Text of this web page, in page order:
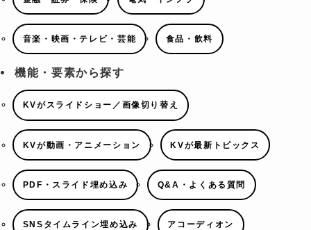
音楽・映画・テレビ・芸能 食品・飲料
機能・要素から探す
KVがスライドショー／画像切り替え
KVが動画・アニメーション KVが最新トピックス
PDF・スライド埋め込み Q&A・よくある質問
SNSタイムライン埋め込み アコーディオン